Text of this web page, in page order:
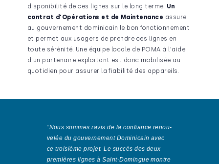
disponibilité de ces lignes sur le long terme. Un
contrat d'Opérations et de Maintenance assure
au gouvernement dominicain le bon fonctionnement
et permet aux usa­gers de prendre ces lignes en
toute sérénité. Une équipe locale de POMA à l'aide
d'un par­tenaire exploitant est donc mobilisée au
quotidien pour assurer la fiabilité des appareils.
“Nous sommes ravis de la confiance renou­
velée du gouvernement Dominicain avec
ce troisième projet. Le succès des deux
premières lignes à Saint-Domingue montre